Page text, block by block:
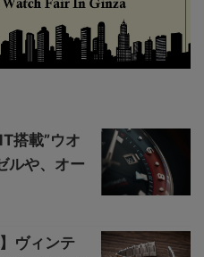
搭載”ウオ
ルや、オー
ヴィンテ